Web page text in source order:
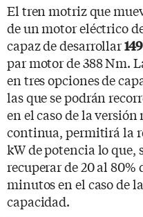
El tren motriz que
de un motor eléctrico
capaz de desarrollar
par motor de 388 Nm.
en tres opciones de
las que se podrán
en el caso de la
continua, permitirá la
kW de potencia lo que,
recuperar de 20 al 80%
minutos en el caso de
capacidad.